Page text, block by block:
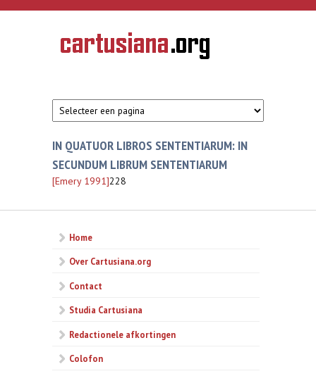
Overslaan en naar de inhoud gaan
CARTUSIANA
Geschiedenis
van de
IN QUATUOR LIBROS SENTENTIARUM: IN
SECUNDUM LIBRUM SENTENTIARUM
[Emery 1991]228
Home
Over Cartusiana.org
Contact
Studia Cartusiana
Redactionele afkortingen
Colofon